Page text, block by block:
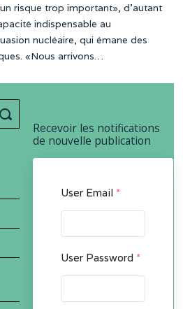
risque trop important», d’autant
indispensable au
nucléaire, qui émane des
«Nous arrivons…
Recevoir les notifications
de nouvelle publication
User Email *
User Password *